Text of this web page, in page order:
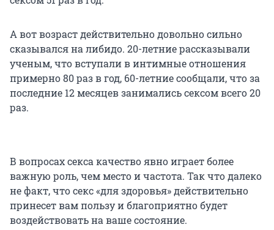
А вот возраст действительно довольно сильно
сказывался на либидо. 20-летние рассказывали
ученым, что вступали в интимные отношения
примерно 80 раз в год, 60-летние сообщали, что за
последние 12 месяцев занимались сексом всего 20
раз.
В вопросах секса качество явно играет более
важную роль, чем место и частота. Так что далеко
не факт, что секс «для здоровья» действительно
принесет вам пользу и благоприятно будет
воздействовать на ваше состояние.